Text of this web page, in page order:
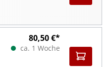
80,50 €*
ca. 1 Woche